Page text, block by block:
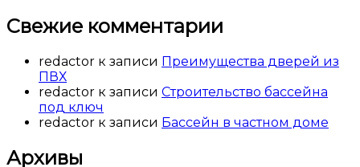
Свежие комментарии
redactor к записи Преимущества дверей из
ПВХ
redactor к записи Строительство бассейна
под ключ
redactor к записи Бассейн в частном доме
Архивы